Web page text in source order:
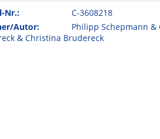
Nr.:
C-3608218
Autor:
Philipp Schepmann &
& Christina Brudereck